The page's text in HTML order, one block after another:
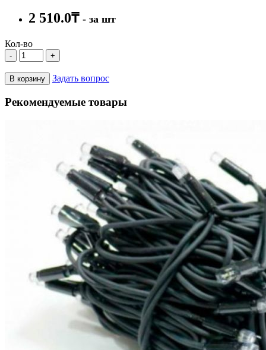
2 510.0₸ - за шт
Кол-во
- +
В корзину Задать вопрос
Рекомендуемые товары